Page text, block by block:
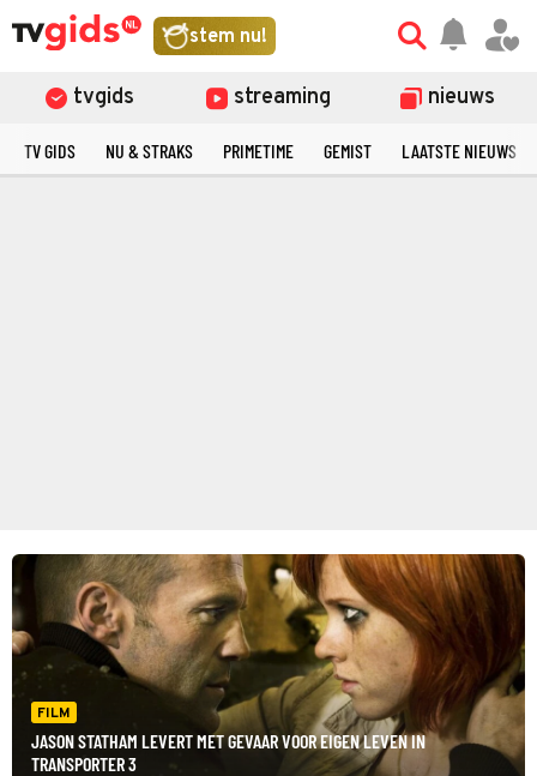
stem nu!
tvgids streaming nieuws
TV GIDS NU & STRAKS PRIMETIME GEMIST LAATSTE NIEUWS
FILM
JASON STATHAM LEVERT MET GEVAAR VOOR EIGEN LEVEN IN
TRANSPORTER 3